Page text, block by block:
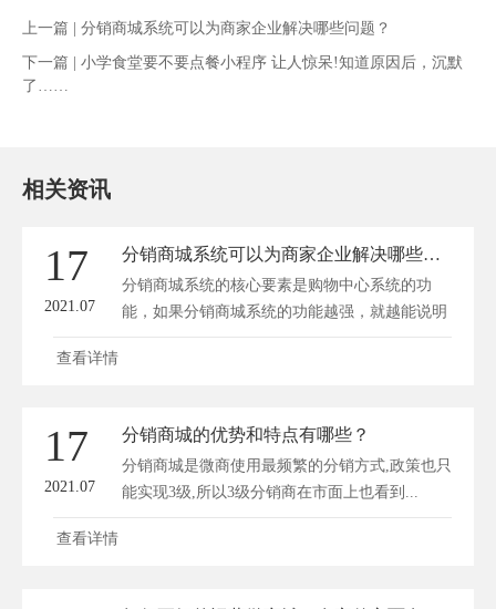
上一篇 | 分销商城系统可以为商家企业解决哪些问题？
下一篇 | 小学食堂要不要点餐小程序 让人惊呆!知道原因后，沉默
了……
相关资讯
17
2021.07
分销商城系统可以为商家企业解决哪些问题？
分销商城系统的核心要素是购物中心系统的功
能，如果分销商城系统的功能越强，就越能说明
开...
查看详情
17
2021.07
分销商城的优势和特点有哪些？
分销商城是微商使用最频繁的分销方式,政策也只
能实现3级,所以3级分销商在市面上也看到...
查看详情